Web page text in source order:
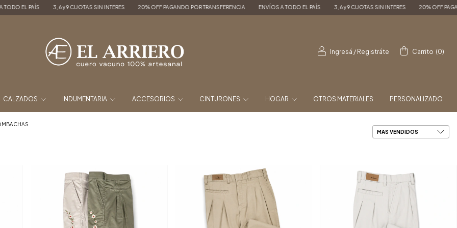
y 9 CUOTAS SIN INTERES 20% OFF PAGANDO POR TRANSFERENCIA ENVÍOS A TODO EL PAÍS 3, 6 y 9 CUOTAS SIN INTERES 20% OFF PAGANDO POR
Ingresá / Registráte Carrito (0)
CALZADOS INDUMENTARIA ACCESORIOS CINTURONES HOGAR OTROS MATERIALES PERSONALIZADO